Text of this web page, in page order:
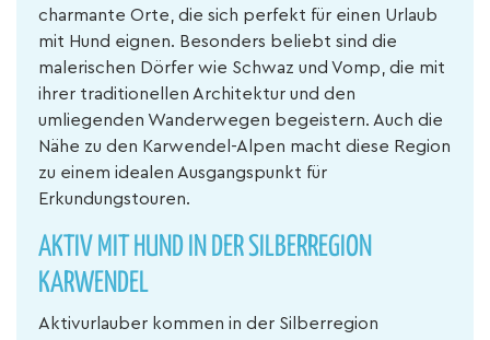
charmante Orte, die sich perfekt für einen Urlaub
mit Hund eignen. Besonders beliebt sind die
malerischen Dörfer wie Schwaz und Vomp, die mit
ihrer traditionellen Architektur und den
umliegenden Wanderwegen begeistern. Auch die
Nähe zu den Karwendel-Alpen macht diese Region
zu einem idealen Ausgangspunkt für
Erkundungstouren.
AKTIV MIT HUND IN DER SILBERREGION
KARWENDEL
Aktivurlauber kommen in der Silberregion